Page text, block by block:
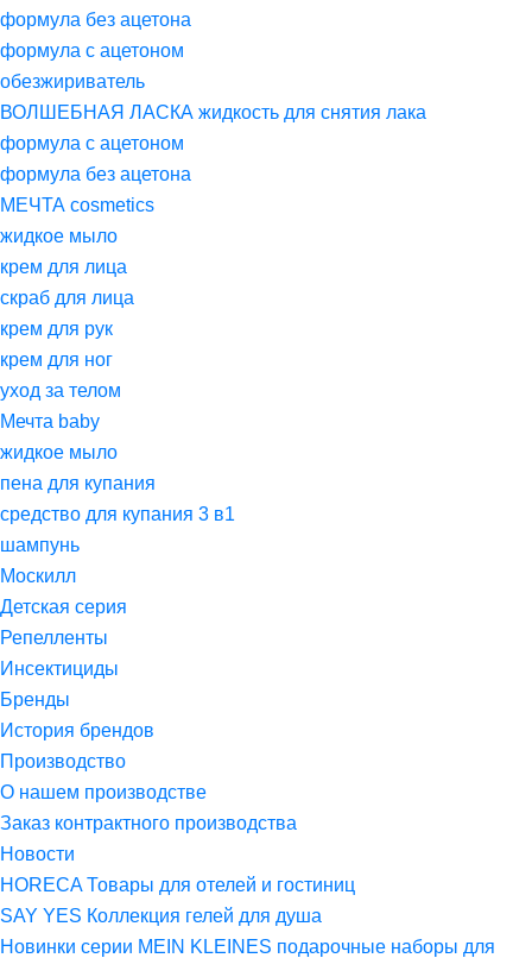
формула без ацетона
формула с ацетоном
обезжириватель
ВОЛШЕБНАЯ ЛАСКА жидкость для снятия лака
формула с ацетоном
формула без ацетона
МЕЧТА cosmetics
жидкое мыло
крем для лица
скраб для лица
крем для рук
крем для ног
уход за телом
Мечта baby
жидкое мыло
пена для купания
средство для купания 3 в1
шампунь
Москилл
Детская серия
Репелленты
Инсектициды
Бренды
История брендов
Производство
О нашем производстве
Заказ контрактного производства
Новости
HORECA Товары для отелей и гостиниц
SAY YES Коллекция гелей для душа
Новинки серии MEIN KLEINES подарочные наборы для